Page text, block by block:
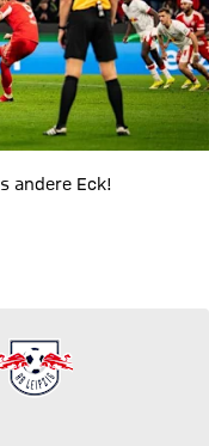
andere Eck!